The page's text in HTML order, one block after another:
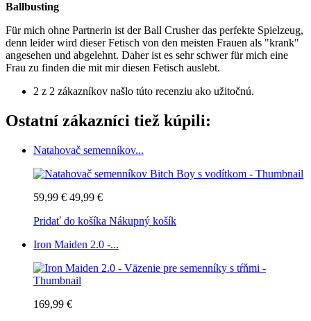
Ballbusting
Für mich ohne Partnerin ist der Ball Crusher das perfekte Spielzeug,
denn leider wird dieser Fetisch von den meisten Frauen als "krank"
angesehen und abgelehnt. Daher ist es sehr schwer für mich eine
Frau zu finden die mit mir diesen Fetisch auslebt.
2 z 2 zákazníkov našlo túto recenziu ako užitočnú.
Ostatní zákazníci tiež kúpili:
Natahovač semenníkov...
59,99 € 49,99 €
Pridať do košíka Nákupný košík
Iron Maiden 2.0 -...
169,99 €